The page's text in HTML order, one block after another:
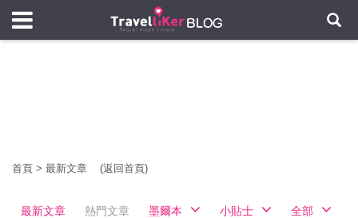
首頁 > 最新文章 (返回首頁)
最新文章 熱門文章 墨爾本 小貼士 全部